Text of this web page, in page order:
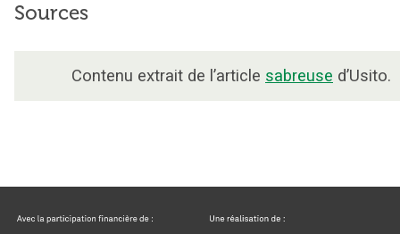
Sources
Contenu extrait de l’article sabreuse d’Usito.